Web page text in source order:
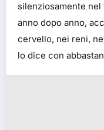
silenziosamente
anno dopo anno,
cervello, nei reni,
lo dice con